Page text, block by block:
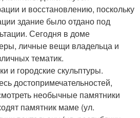
и восстановлению, поскольку
здание было отдано под
Сегодня в доме
личные вещи владельца и
тематик.
и городские скульптуры.
достопримечательностей,
необычные памятники
памятник маме (ул.